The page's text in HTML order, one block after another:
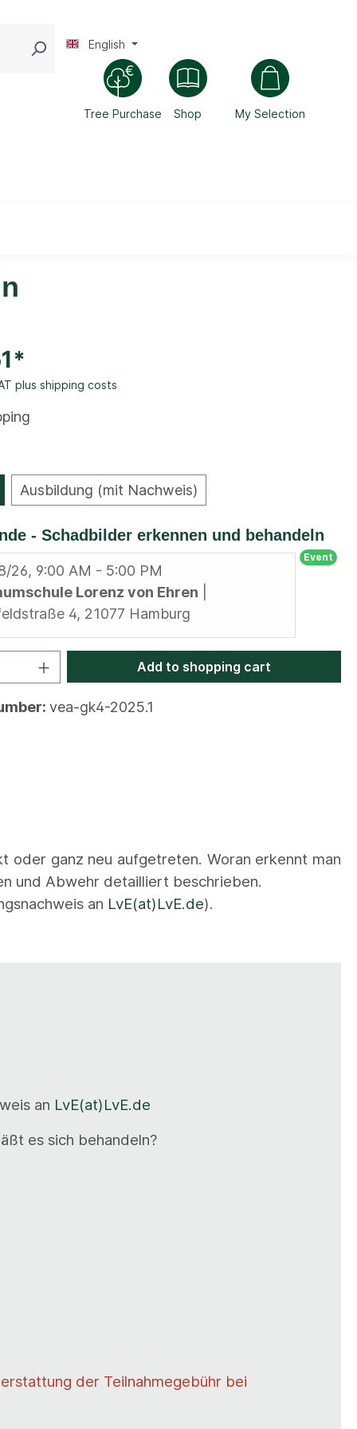
Tree Purchase Shop My Selection
English
plus shipping costs
Ausbildung (mit Nachweis)
- Schadbilder erkennen und behandeln
Event
26, 9:00 AM - 5:00 PM
Lorenz von Ehren
4, 21077 Hamburg
Add to shopping cart
vea-gk4-2025.1
oder ganz neu aufgetreten. Woran erkennt man
und Abwehr detailliert beschrieben.
an LvE(at)LvE.de).
an LvE(at)LvE.de
es sich behandeln?
der Teilnahmegebühr bei